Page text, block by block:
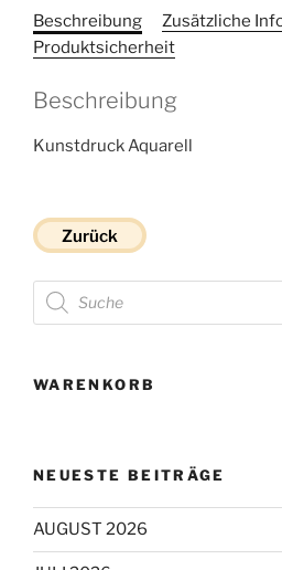
Beschreibung
Zusätzliche
Produktsicherheit
Beschreibung
Kunstdruck Aquarell
Zurück
Products
search
WARENKORB
NEUESTE BEITRÄGE
AUGUST 2026